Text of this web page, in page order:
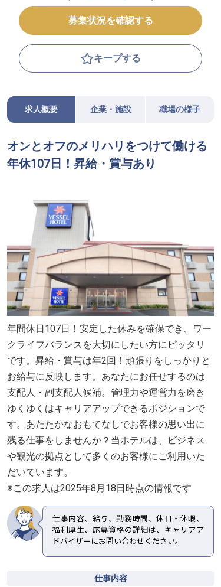
募集状況を確認する
キープする
求人概要 企業・施設 職場の様子
オンとオフのメリハリをつけて働ける
年休107日！昇給・賞与あり
年間休日107日！安定した休みを確保でき、ワー
クライフバランスを大切にしたい方にピッタリ
です。昇給・賞与は年2回！頑張りをしっかりと
お給与に反映します。あなたにお任せするのは
支配人・副支配人候補。管理力や運営力を磨き
ゆくゆくはキャリアアップできるポジションで
す。あたたかなおもてなしでお客様の思い出に
残る仕事をしませんか？当ホテルは、ビジネス
や観光の拠点として多くのお客様にご利用いた
だいています。
※この求人は2025年8月18日時点の情報です
仕事内容、給与、勤務時間、休日・休暇、
福利厚生、応募資格の詳細は、キャリアア
ドバイザーにお問い合わせください。
仕事内容